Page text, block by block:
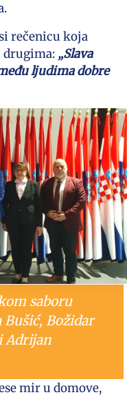
rečenicu koja
drugima: „Slava
ljudima dobre
saboru
Božidar
Adrijan
mir u domove,